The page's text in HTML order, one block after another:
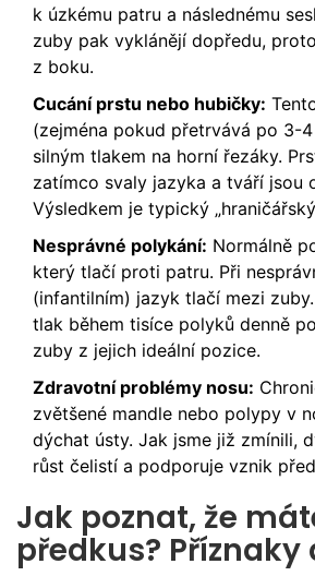
k úzkému patru a následnému
zuby pak vyklánějí dopředu,
z boku.
Cucání prstu nebo hubičky:
(zejména pokud přetrvává po 3-
silným tlakem na horní řezáky.
zatímco svaly jazyka a tváří jsou
Výsledkem je typický
Nesprávné polykání: Normálně
který tlačí proti patru. Při
(infantilním) jazyk tlačí mezi
tlak během tisíce polyků denně
zuby z jejich ideální pozice.
Zdravotní problémy nosu:
zvětšené mandle nebo polypy v
dýchat ústy. Jak jsme již zmínili,
růst čelistí a podporuje vznik
Jak poznat, že
předkus? Příznaky